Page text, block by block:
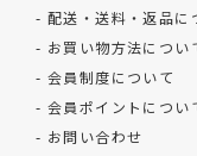
配送・送料・返品に
お買い物方法につい
会員制度について
会員ポイントについ
お問い合わせ